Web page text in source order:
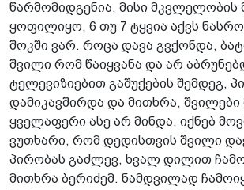
წარმომიდგენია, მისი მკვლელობის
ყოფილიყო, 6 თუ 7 ტყვია აქვს
შოკში ვარ. როცა დავა გვქონდა,
შვილი რომ წაიყვანა და არ
ტელევიზიებით გაშუქების შემდეგ,
დამიკავშირდა და მითხრა, შვილები
ყველაფერი ასე არ მინდა, იქნებ
ვუთხარი, რომ დედისთვის შვილი
პირობას გაძლევ, ხვალ დილით
მითხრა ბერიძემ. ნამდვილად